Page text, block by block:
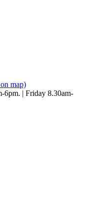
map)
6pm. | Friday 8.30am-